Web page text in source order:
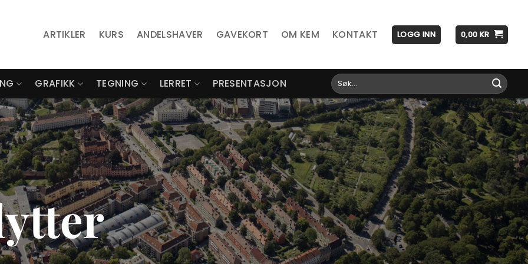
ARTIKLER KURS ANDELSHAVER GAVEKORT OM KEM KONTAKT LOGG INN 0,00 KR
GRAFIKK TEGNING LERRET PRESENTASJON
Søk
etter:
Trikkestallen på Sagene
Vårt nye lokale er i historiske omgivelser – et